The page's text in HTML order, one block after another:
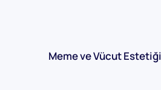
Meme ve Vücut Estetiği